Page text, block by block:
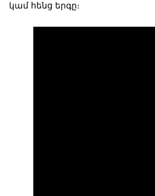
կամ հենց երգը։